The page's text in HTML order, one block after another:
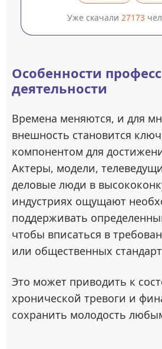
Уже скачали 27173
Особенности
деятельности
Времена меняются, и для
внешность становится
компонентом для
Актеры, модели,
деловые люди в
индустриях ощущают
поддерживать
чтобы вписаться в
или общественных
Это может приводить к
хронической тревоги и
сохранить молодость